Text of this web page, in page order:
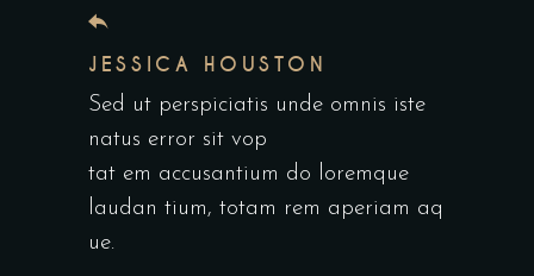
JESSICA HOUSTON
Sed ut perspiciatis unde omnis iste
natus error sit vop
tat em accusantium do loremque
laudan tium, totam rem aperiam aq
ue.